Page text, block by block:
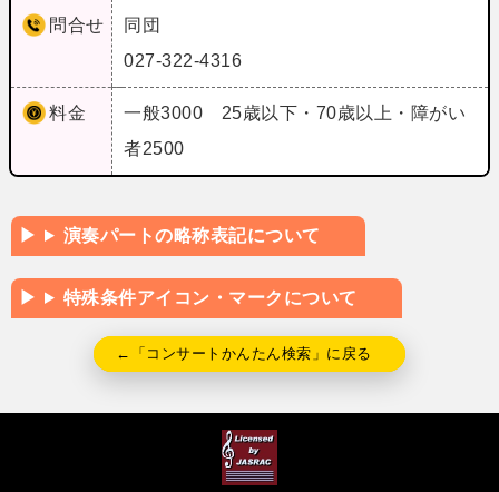
問合せ
同団
027-322-4316
料金
一般3000 25歳以下・70歳以上・障がい
者2500
演奏パートの略称表記について
特殊条件アイコン・マークについて
←「コンサートかんたん検索」に戻る